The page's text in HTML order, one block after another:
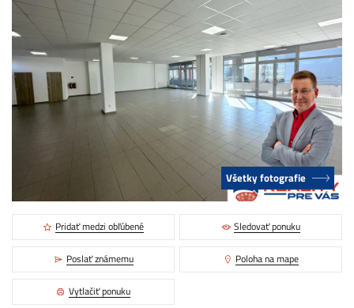
Všetky fotografie
Pridať medzi obľúbené Sledovať ponuku
Poslať známemu Poloha na mape
Vytlačiť ponuku